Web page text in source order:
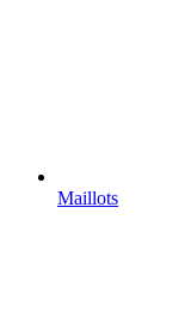
Maillots